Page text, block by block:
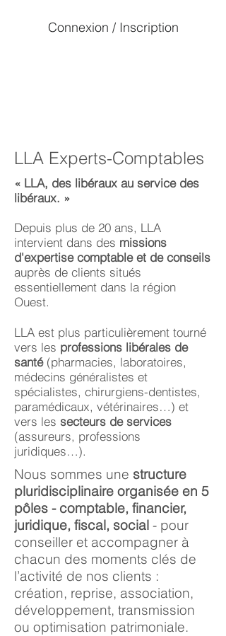
Connexion / Inscription
LLA Experts-Comptables
« LLA, des libéraux au service des
libéraux. »
Depuis plus de 20 ans, LLA
intervient dans des missions
d'expertise comptable et de conseils
auprès de clients situés
essentiellement dans la région
Ouest.
LLA est plus particulièrement tourné
vers les professions libérales de
santé(pharmacies, laboratoires,
médecins généralistes et
spécialistes, chirurgiens-dentistes,
paramédicaux, vétérinaires…) et
vers les secteurs de services
(assureurs, professions
juridiques…).
Nous sommes une structure
pluridisciplinaire organisée en 5
pôles - comptable, financier,
juridique, fiscal, social - pour
conseiller et accompagner à
chacun des moments clés de
l’activité de nos clients :
création, reprise, association,
développement, transmission
ou optimisation patrimoniale.